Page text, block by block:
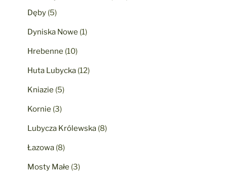
Dęby (5)
Dyniska Nowe (1)
Hrebenne (10)
Huta Lubycka (12)
Kniazie (5)
Kornie (3)
Lubycza Królewska (8)
Łazowa (8)
Mosty Małe (3)